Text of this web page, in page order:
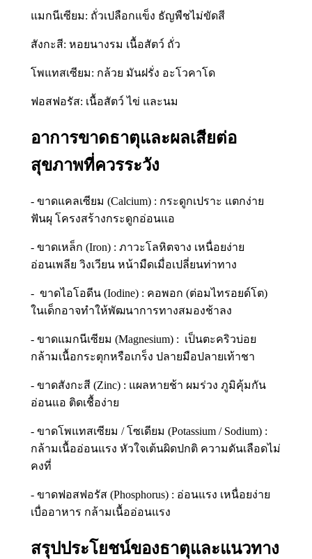
แมกนีเซียม: ถั่วเปลือกแข็ง ธัญพืชไม่ขัดสี
สังกะสี: หอยนางรม เนื้อสัตว์ ถั่ว
โพแทสเซียม: กล้วย มันฝรั่ง อะโวคาโด
ฟอสฟอรัส: เนื้อสัตว์ ไข่ และนม
อาการขาดธาตุและผลเสียต่อ
สุขภาพที่ควรระวัง
- ขาดแคลเซียม (Calcium) : กระดูกเปราะ แตกง่าย
ฟันผุ โครงสร้างกระดูกอ่อนแอ
- ขาดเหล็ก (Iron) : ภาวะโลหิตจาง เหนื่อยง่าย
อ่อนเพลีย วิงเวียน หน้ามืดเมื่อเปลี่ยนท่าทาง
- ขาดไอโอดีน (Iodine) : คอพอก (ต่อมไทรอยด์โต)
ในเด็กอาจทำให้พัฒนาการทางสมองช้าลง
- ขาดแมกนีเซียม (Magnesium) : เป็นตะคริวบ่อย
กล้ามเนื้อกระตุกหรือเกร็ง ปลายมือปลายเท้าชา
- ขาดสังกะสี (Zinc) : แผลหายช้า ผมร่วง ภูมิคุ้มกัน
อ่อนแอ ติดเชื้อง่าย
- ขาดโพแทสเซียม / โซเดียม (Potassium / Sodium) :
กล้ามเนื้ออ่อนแรง หัวใจเต้นผิดปกติ ความดันเลือดไม่
คงที่
- ขาดฟอสฟอรัส (Phosphorus) : อ่อนแรง เหนื่อยง่าย
เบื่ออาหาร กล้ามเนื้ออ่อนแรง
สรุปประโยชน์ของธาตุและแนวทาง